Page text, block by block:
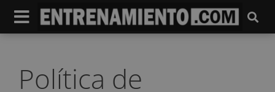
Política de